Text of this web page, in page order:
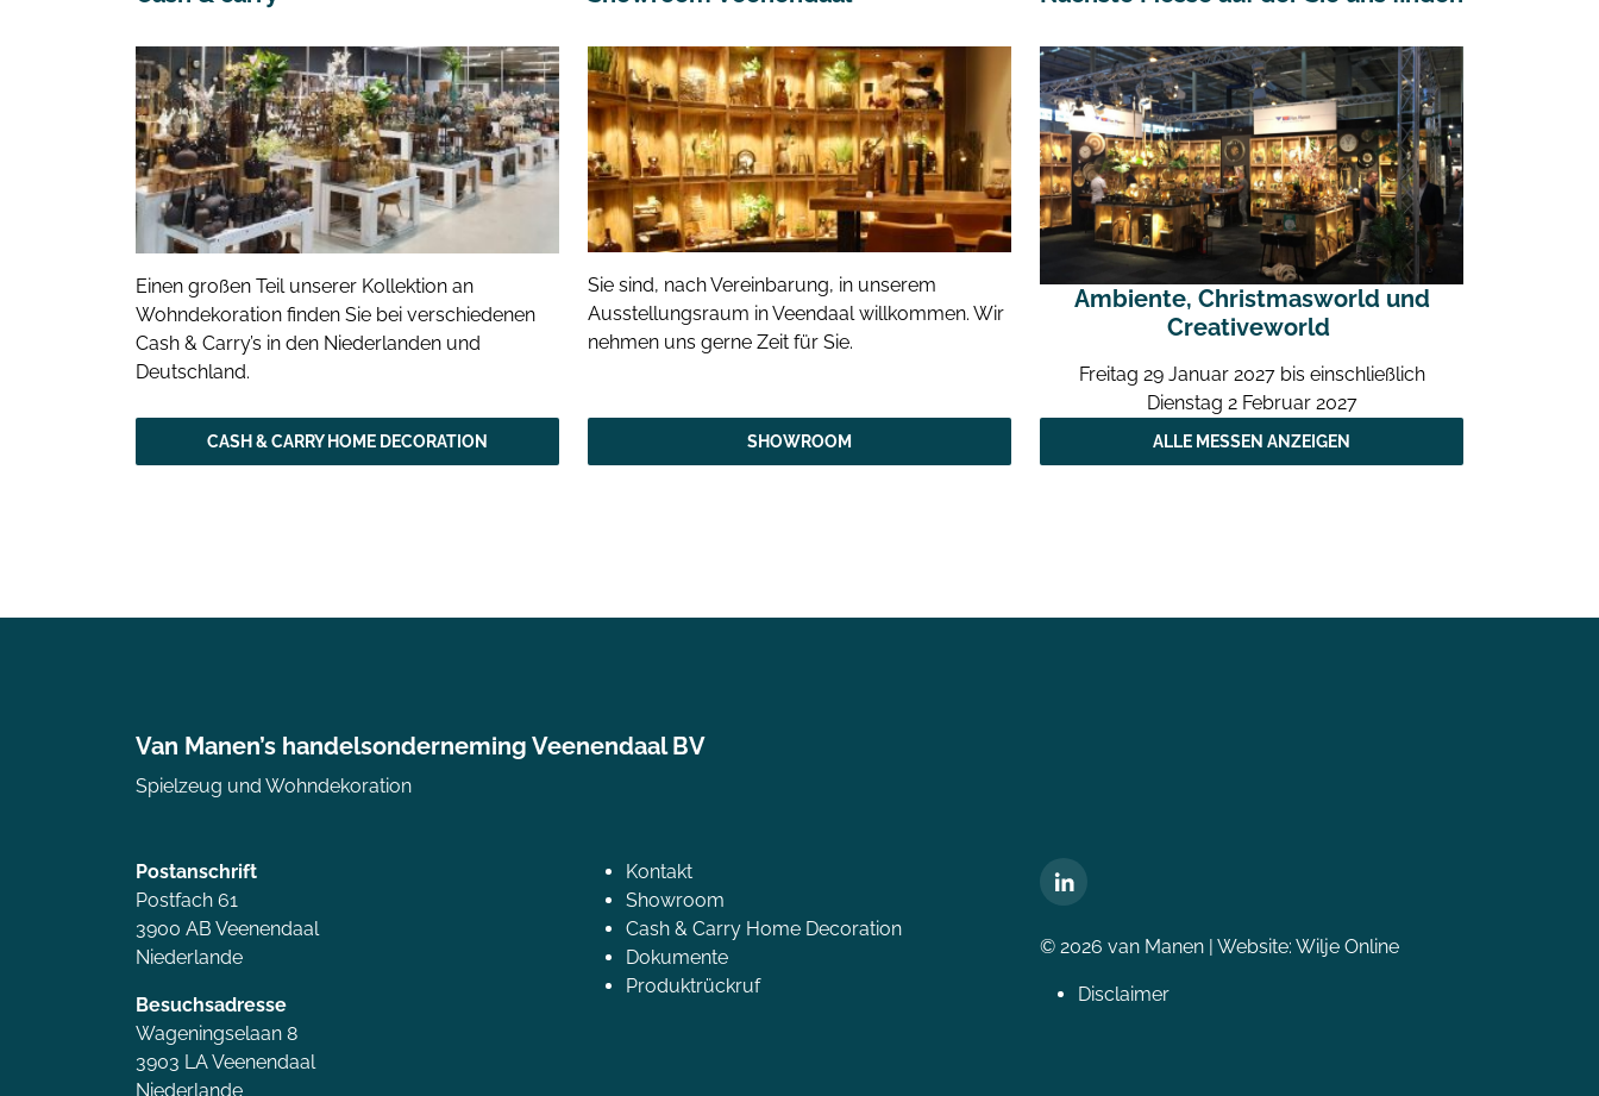
Einen großen Teil unserer Kollektion an
Wohndekoration finden Sie bei verschiedenen
Cash & Carry’s in den Niederlanden und
Deutschland.
CASH & CARRY HOME DECORATION
Sie sind, nach Vereinbarung, in unserem
Ausstellungsraum in Veendaal willkommen. Wir
nehmen uns gerne Zeit für Sie.
SHOWROOM
Ambiente, Christmasworld und
Creativeworld
Freitag 29 Januar 2027 bis einschließlich
Dienstag 2 Februar 2027
ALLE MESSEN ANZEIGEN
Van Manen’s handelsonderneming Veenendaal BV
Spielzeug und Wohndekoration
Postanschrift
Postfach 61
3900 AB Veenendaal
Niederlande
Besuchsadresse
Wageningselaan 8
3903 LA Veenendaal
Niederlande
Kontakt
Showroom
Cash & Carry Home Decoration
Dokumente
Produktrückruf
© 2026 van Manen | Website: Wilje Online
Disclaimer